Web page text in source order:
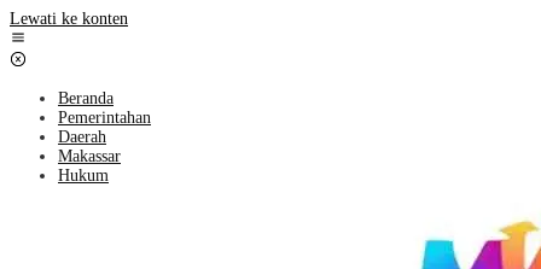
Lewati ke konten
Beranda
Pemerintahan
Daerah
Makassar
Hukum